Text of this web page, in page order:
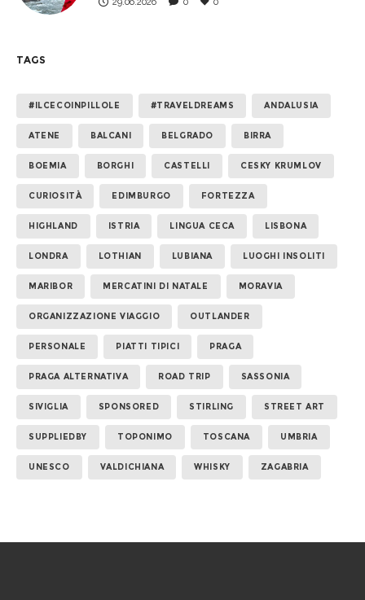
TAGS
#ILCECOINPILLOLE #TRAVELDREAMS ANDALUSIA
ATENE BALCANI BELGRADO BIRRA
BOEMIA BORGHI CASTELLI CESKY KRUMLOV
CURIOSITÀ EDIMBURGO FORTEZZA
HIGHLAND ISTRIA LINGUA CECA LISBONA
LONDRA LOTHIAN LUBIANA LUOGHI INSOLITI
MARIBOR MERCATINI DI NATALE MORAVIA
ORGANIZZAZIONE VIAGGIO OUTLANDER
PERSONALE PIATTI TIPICI PRAGA
PRAGA ALTERNATIVA ROAD TRIP SASSONIA
SIVIGLIA SPONSORED STIRLING STREET ART
SUPPLIEDBY TOPONIMO TOSCANA UMBRIA
UNESCO VALDICHIANA WHISKY ZAGABRIA